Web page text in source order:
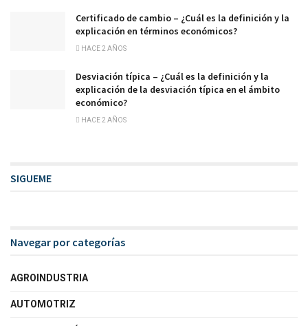
Certificado de cambio – ¿Cuál es la definición y la
explicación en términos económicos?
HACE 2 AÑOS
Desviación típica – ¿Cuál es la definición y la
explicación de la desviación típica en el ámbito
económico?
HACE 2 AÑOS
SIGUEME
Navegar por categorías
AGROINDUSTRIA
AUTOMOTRIZ